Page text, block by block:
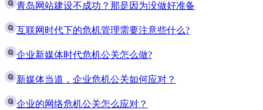
青岛网站建设不成功？那是因为没做好准备
互联网时代下的危机管理需要注意些什么?
企业新媒体时代危机公关怎么做?
新媒体当道，企业危机公关如何应对？
企业的网络危机公关怎么应对？